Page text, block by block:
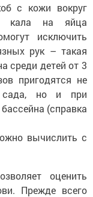
с кожи вокруг
кала на яйца
исключить
рук – такая
среди детей от 3
пригодятся не
сада, но и при
(справка
вычислить с
оценить
Прежде всего